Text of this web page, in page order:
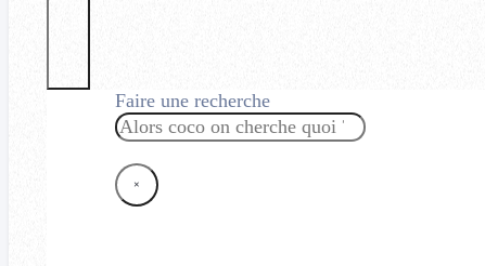
Faire une recherche
Rechercher
×